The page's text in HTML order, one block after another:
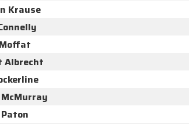
Krause
Albrecht